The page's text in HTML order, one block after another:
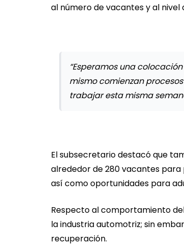
al número de vacantes y al nivel
“Esperamos una
mismo comienzan
trabajar esta misma
El subsecretario destacó que
alrededor de 280 vacantes para
así como oportunidades para
Respecto al comportamiento
la industria automotriz; sin
recuperación.